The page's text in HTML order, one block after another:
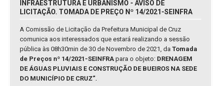
INFRAESTRUTURA E URBANISMO - AVISO DE
LICITAÇÃO. TOMADA DE PREÇO Nº 14/2021-SEINFRA
A Comissão de Licitação da Prefeitura Municipal de Cruz
comunica aos interessados que estará realizando a sessão
pública às 08h30min de 30 de Novembro de 2021, da Tomada
de Preços nº 14/2021-SEINFRA para o objeto: DRENAGEM
DE ÁGUAS PLUVIAIS E CONSTRUÇÃO DE BUEIROS NA SEDE
DO MUNICÍPIO DE CRUZ”.